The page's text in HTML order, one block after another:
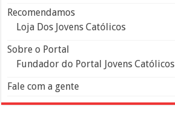
Recomendamos
Loja Dos Jovens Católicos
Sobre o Portal
Fundador do Portal Jovens Católicos
Fale com a gente